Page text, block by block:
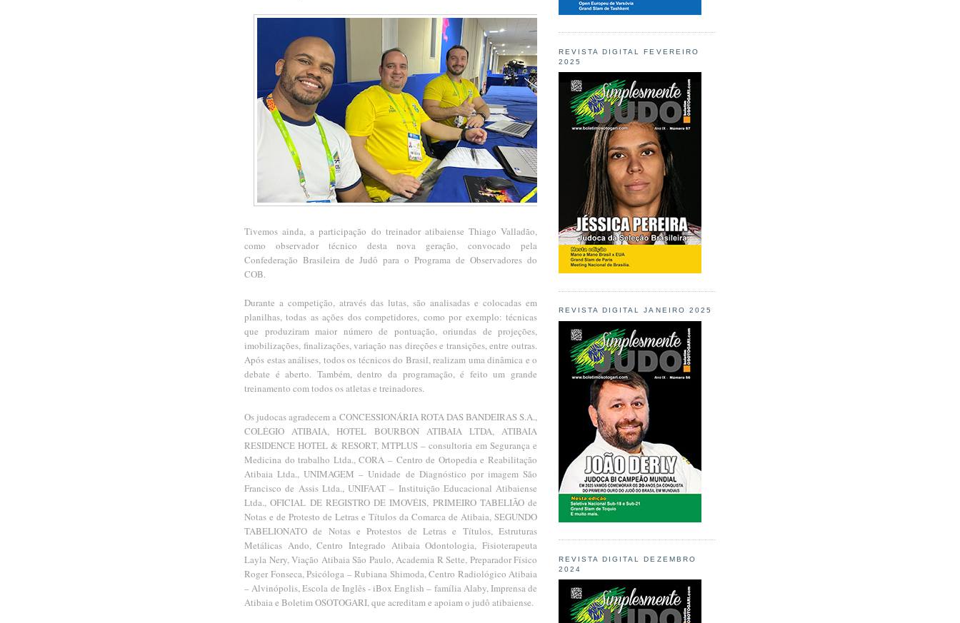
Tivemos ainda, a participação do treinador atibaiense Thiago Valladão,
como observador técnico desta nova geração, convocado pela
Confederação Brasileira de Judô para o Programa de Observadores do
COB.
Durante a competição, através das lutas, são analisadas e colocadas em
planilhas, todas as ações dos competidores, como por exemplo: técnicas
que produziram maior número de pontuação, oriundas de projeções,
imobilizações, finalizações, variação nas direções e transições, entre outras.
Após estas análises, todos os técnicos do Brasil, realizam uma dinâmica e o
debate é aberto. Também, dentro da programação, é feito um grande
treinamento com todos os atletas e treinadores.
Os judocas agradecem a CONCESSIONÁRIA ROTA DAS BANDEIRAS S.A.,
COLÉGIO ATIBAIA, HOTEL BOURBON ATIBAIA LTDA, ATIBAIA
RESIDENCE HOTEL & RESORT, MTPLUS – consultoria em Segurança e
Medicina do trabalho Ltda., CORA – Centro de Ortopedia e Reabilitação
Atibaia Ltda., UNIMAGEM – Unidade de Diagnóstico por imagem São
Francisco de Assis Ltda., UNIFAAT – Instituição Educacional Atibaiense
Ltda., OFICIAL DE REGISTRO DE IMOVÉIS, PRIMEIRO TABELIÃO de
Notas e de Protesto de Letras e Títulos da Comarca de Atibaia, SEGUNDO
TABELIONATO de Notas e Protestos de Letras e Títulos, Estruturas
Metálicas Ando, Centro Integrado Atibaia Odontologia, Fisioterapeuta
Layla Nery, Viação Atibaia São Paulo, Academia R Sette, Preparador Físico
Roger Fonseca, Psicóloga – Rubiana Shimoda, Centro Radiológico Atibaia
– Alvinópolis, Escola de Inglês - iBox English – família Alaby, Imprensa de
Atibaia e Boletim OSOTOGARI, que acreditam e apoiam o judô atibaiense.
REVISTA DIGITAL FEVEREIRO
2025
REVISTA DIGITAL JANEIRO 2025
REVISTA DIGITAL DEZEMBRO
2024